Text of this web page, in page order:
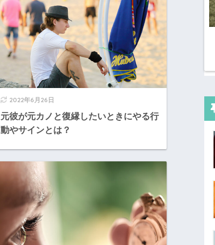
2022年6月26日
元彼が元カノと復縁したいときにやる行
動やサインとは？